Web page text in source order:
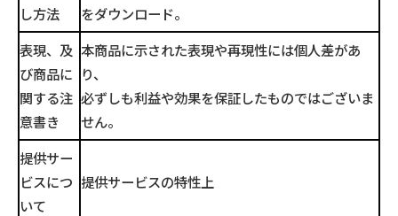
し方法
をダウンロード。
表現、及
び商品に
関する注
意書き
本商品に示された表現や再現性には個人差があ
り、
必ずしも利益や効果を保証したものではございま
せん。
提供サー
ビスにつ
いて
提供サービスの特性上